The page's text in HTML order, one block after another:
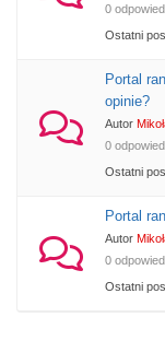
0
Ostatni
Portal
opinie?
Autor
0
Ostatni
Portal
Autor
0
Ostatni